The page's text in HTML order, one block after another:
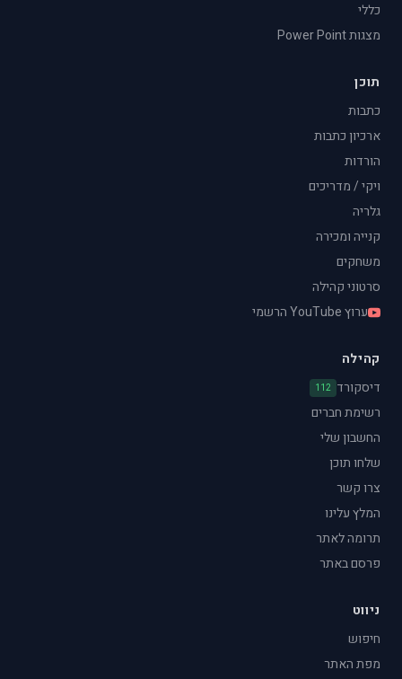
כללי
מצגות Power Point
תוכן
כתבות
ארכיון כתבות
הורדות
ויקי / מדריכים
גלריה
קנייה ומכירה
משחקים
סרטוני קהילה
ערוץ YouTube הרשמי
קהילה
דיסקורד 112
רשימת חברים
החשבון שלי
שלחו תוכן
צרו קשר
המלץ עלינו
תרומה לאתר
פרסם באתר
ניווט
חיפוש
מפת האתר